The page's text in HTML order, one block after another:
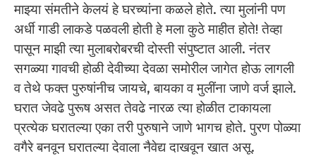
माझ्या संमतीने केलयं हे घरच्यांना कळले होते. त्या मुलांनी पण
अर्धी गाडी लाकडे पळवली होती हे मला कुठे माहीत होते! तेव्हा
पासून माझी त्या मुलाबरोबरची दोस्ती संपुष्टात आली. नंतर
सगळ्या गावची होळी देवीच्या देवळा समोरील जागेत होऊ लागली
व तेथे फक्त पुरुषांनीच जायचे, बायका व मुलींना जाणे वर्ज झाले.
घरात जेवढे पुरूष असत तेवढे नारळ त्या होळीत टाकायला
प्रत्येक घरातल्या एका तरी पुरुषाने जाणे भागच होते. पुरण पोळ्या
वगैरे बनवून घरातल्या देवाला नैवेद्य दाखवून खात असू.